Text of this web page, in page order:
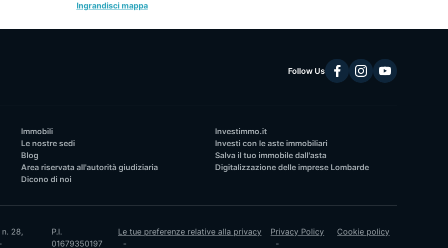
Ingrandisci mappa
Follow Us
Immobili
Le nostre sedi
Blog
Area riservata all'autorità giudiziaria
Dicono di noi
Investimmo.it
Investi con le aste immobiliari
Salva il tuo immobile dall'asta
Digitalizzazione delle imprese Lombarde
28,
P.I.
01679350197
Le tue preferenze relative alla privacy Privacy Policy Cookie policy